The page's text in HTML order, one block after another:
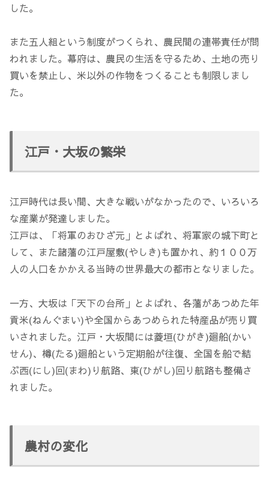
した。
また五人組という制度がつくられ、農民間の連帯責任が問
われました。幕府は、農民の生活を守るため、土地の売り
買いを禁止し、米以外の作物をつくることも制限しまし
た。
江戸・大坂の繁栄
江戸時代は長い間、大きな戦いがなかったので、いろいろ
な産業が発達しました。
江戸は、「将軍のおひざ元」とよばれ、将軍家の城下町と
して、また諸藩の江戸屋敷(やしき)も置かれ、約１００万
人の人口をかかえる当時の世界最大の都市となりました。
一方、大坂は「天下の台所」とよばれ、各藩があつめた年
貢米(ねんぐまい)や全国からあつめられた特産品が売り買
いされました。江戸・大坂間には菱垣(ひがき)廻船(かい
せん)、樽(たる)廻船という定期船が往復、全国を船で結
ぶ西(にし)回(まわ)り航路、東(ひがし)回り航路も整備さ
れました。
農村の変化